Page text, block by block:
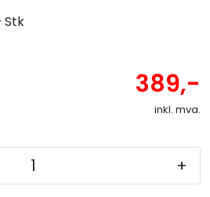
Stk
389,-
inkl. mva.
+